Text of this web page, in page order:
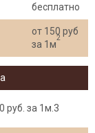
бесплатно
от 150 руб
за 1м
2
руб. за 1м.3